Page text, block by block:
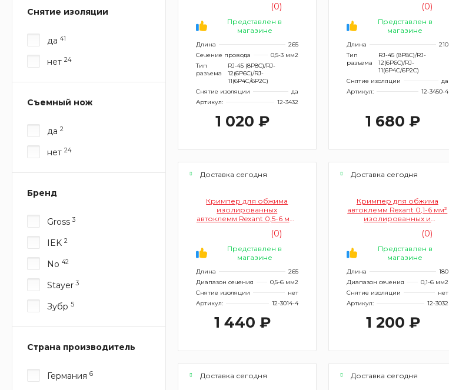
Снятие изоляции
да 41
нет 24
Съемный нож
да 2
нет 24
Бренд
Gross3
IEK 2
No 42
Stayer3
Зубр 5
Страна производитель
Германия 6
(0)
Представлен в
магазине
Длина
265
Сечение провода
0,5-3 мм2
Тип
разъема
RJ-45 (8P8C)/RJ-
12(6P6C)/RJ-
11(6P4C/6P2C)
Снятие изоляции
да
Артикул:
12-3432
1 020 ₽
(0)
Представлен в
магазине
Длина
210
Тип
разъема
RJ-45 (8P8C)/RJ-
12(6P6C)/RJ-
11(6P4C/6P2C)
Снятие изоляции
да
Артикул:
12-3450-4
1 680 ₽
Доставка сегодня
Кримпер для обжима
изолированных
автоклемм Rexant 0,5-6 мм²
(0)
Представлен в
магазине
Длина
265
Диапазон сечения
0,5-6 мм2
Снятие изоляции
нет
Артикул:
12-3014-4
1 440 ₽
Доставка сегодня
Кримпер для обжима
автоклемм Rexant 0,1-6 мм²
изолированных и
202B (12-3032)(0)
Представлен в
магазине
Длина
180
Диапазон сечения
0,1-6 мм2
Снятие изоляции
нет
Артикул:
12-3032
1 200 ₽
Доставка сегодня Доставка сегодня